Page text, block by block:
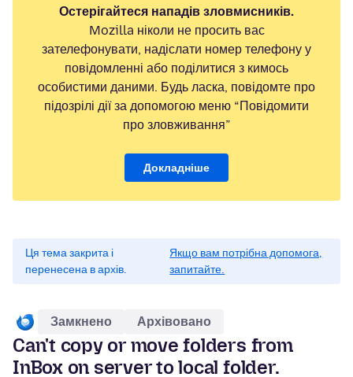
Остерігайтеся нападів зловмисників.
Mozilla ніколи не просить вас
зателефонувати, надіслати номер телефону у
повідомленні або поділитися з кимось
особистими даними. Будь ласка, повідомте про
підозрілі дії за допомогою меню “Повідомити
про зловживання”
Докладніше
Ця тема закрита і
перенесена в архів.
Якщо вам потрібна допомога,
запитайте.
Замкнено Архівовано
Can't copy or move folders from
InBox on server to local folder.